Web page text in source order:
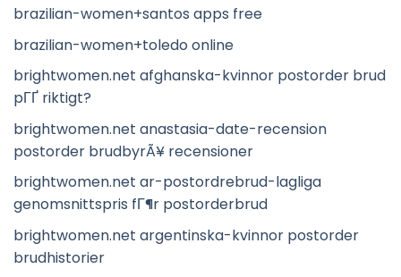
brazilian-women+santos apps free
brazilian-women+toledo online
brightwomen.net afghanska-kvinnor postorder brud
pГҐ riktigt?
brightwomen.net anastasia-date-recension
postorder brudbyrÃ¥ recensioner
brightwomen.net ar-postordrebrud-lagliga
genomsnittspris fГ¶r postorderbrud
brightwomen.net argentinska-kvinnor postorder
brudhistorier